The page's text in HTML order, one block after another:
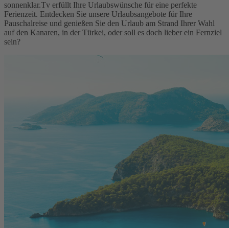
sonnenklar.Tv erfüllt Ihre Urlaubswünsche für eine perfekte
Ferienzeit. Entdecken Sie unsere Urlaubsangebote für Ihre
Pauschalreise und genießen Sie den Urlaub am Strand Ihrer Wahl
auf den Kanaren, in der Türkei, oder soll es doch lieber ein Fernziel
sein?